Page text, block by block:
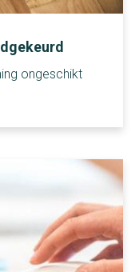
ongeschikt